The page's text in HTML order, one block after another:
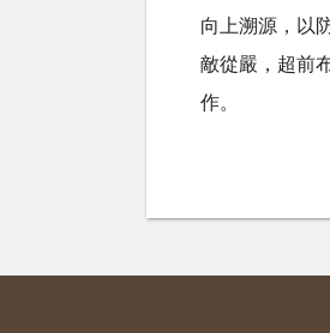
向上溯源，以
敵從嚴，超前
作。